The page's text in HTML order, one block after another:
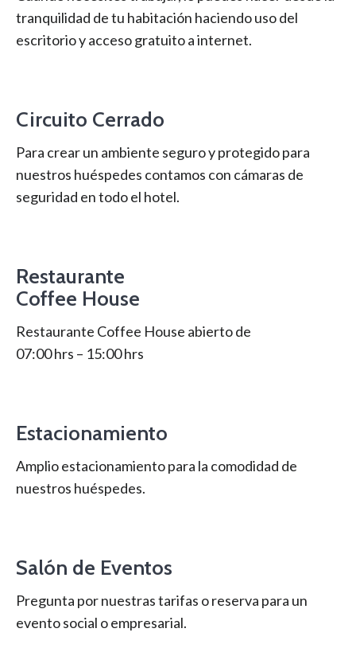
tranquilidad de tu habitación haciendo uso del
escritorio y acceso gratuito a internet.
Circuito Cerrado
Para crear un ambiente seguro y protegido para
nuestros huéspedes contamos con cámaras de
seguridad en todo el hotel.
Restaurante
Coffee House
Restaurante Coffee House abierto de
07:00 hrs – 15:00 hrs
Estacionamiento
Amplio estacionamiento para la comodidad de
nuestros huéspedes.
Salón de Eventos
Pregunta por nuestras tarifas o reserva para un
evento social o empresarial.